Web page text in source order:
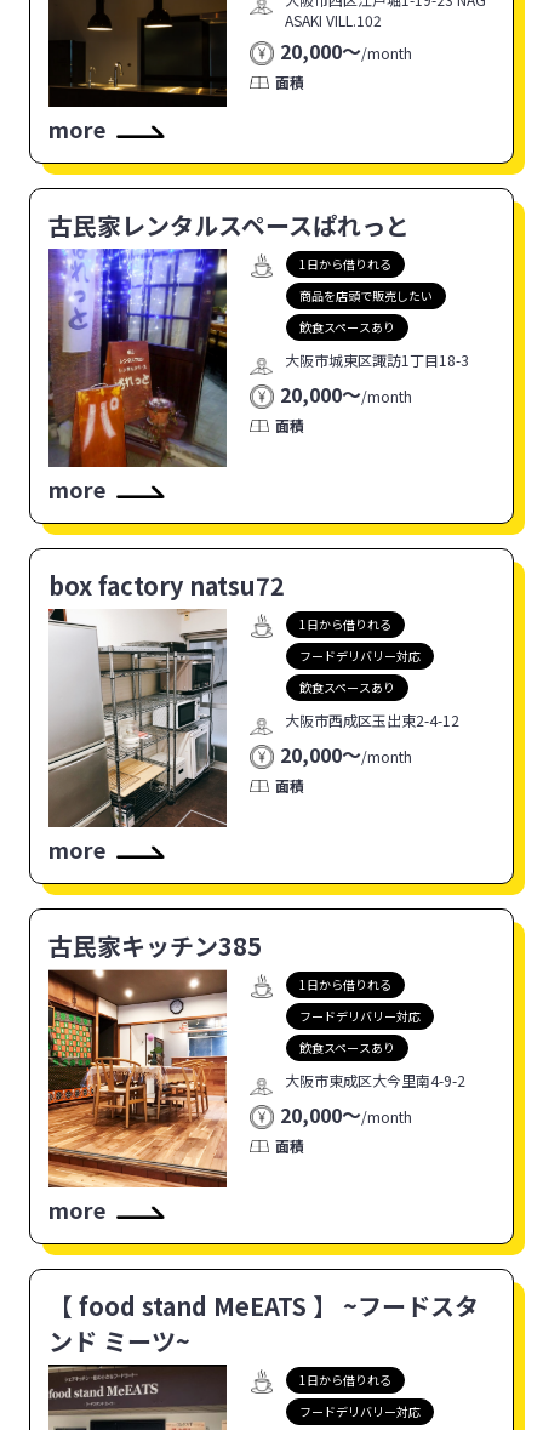
ASAKI VILL.102
20,000〜/month
面積
more
古民家レンタルスペースぱれっと
1日から借りれる
商品を店頭で販売したい
飲食スペースあり
大阪市城東区諏訪1丁目18-3
20,000〜/month
面積
more
box factory natsu72
1日から借りれる
フードデリバリー対応
飲食スペースあり
大阪市西成区玉出東2-4-12
20,000〜/month
面積
more
古民家キッチン385
1日から借りれる
フードデリバリー対応
飲食スペースあり
大阪市東成区大今里南4-9-2
20,000〜/month
面積
more
【 food stand MeEATS 】 ~フードスタ
ンド ミーツ~
1日から借りれる
フードデリバリー対応